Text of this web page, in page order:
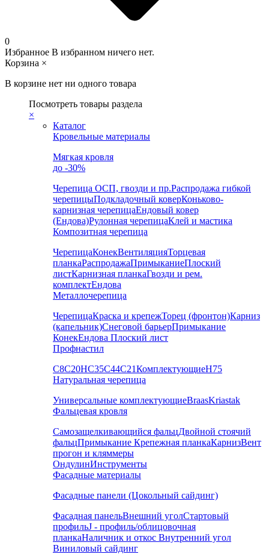
0
Избранное В избранном ничего нет.
Корзина ×
В корзине нет ни одного товара
Посмотреть товары раздела
×
Каталог
Кровельные материалы
Мягкая кровля
до -30%
Черепица ОСП, гвозди и пр.Распродажа гибкой
черепицыПодкладочный коверКоньково-
карнизная черепицаЕндовый ковер
(Ендова)Рулонная черепицаКлей и мастика
Композитная черепица
ЧерепицаКонекВентиляцияТорцевая
планкаРаспродажаПримыканиеПлоский
листКарнизная планкаГвозди и рем.
комплектЕндова
Металлочерепица
ЧерепицаКраска и крепежТорец (фронтон)Карниз
(капельник)Снеговой барьерПримыкание
КонекЕндова Плоский лист
Профнастил
С8С20НС35С44С21КомплектующиеН75
Натуральная черепица
Универсальные комплектующиеBraasKriastak
Фальцевая кровля
Самозащелкивающийся фальцДвойной стоячий
фальцПримыкание Крепежная планкаКарнизВент
прогон и кляммеры
ОндулинИнструменты
Фасадные материалы
Фасадные панели (Цокольный сайдинг)
Фасадная панельВнешний уголСтартовый
профильJ - профиль/облицовочная
планкаНаличник и откос Внутренний угол
Виниловый сайдинг